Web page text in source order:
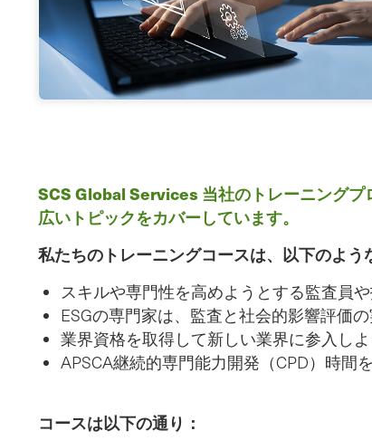
SCS Global Services 当社のトレーニングプ
広いトピックをカバーしています。
私たちのトレーニングコースは、以下のよう
スキルや専門性を高めようとする監査員や
ESGの専門家は、監査と社会的影響評価
業界資格を取得して新しい業界に参入しよ
APSCA継続的専門能力開発（CPD）時間
コースは以下の通り：